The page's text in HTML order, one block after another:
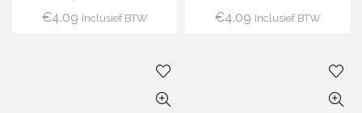
€4.09 Inclusief BTW €4.09 Inclusief BTW